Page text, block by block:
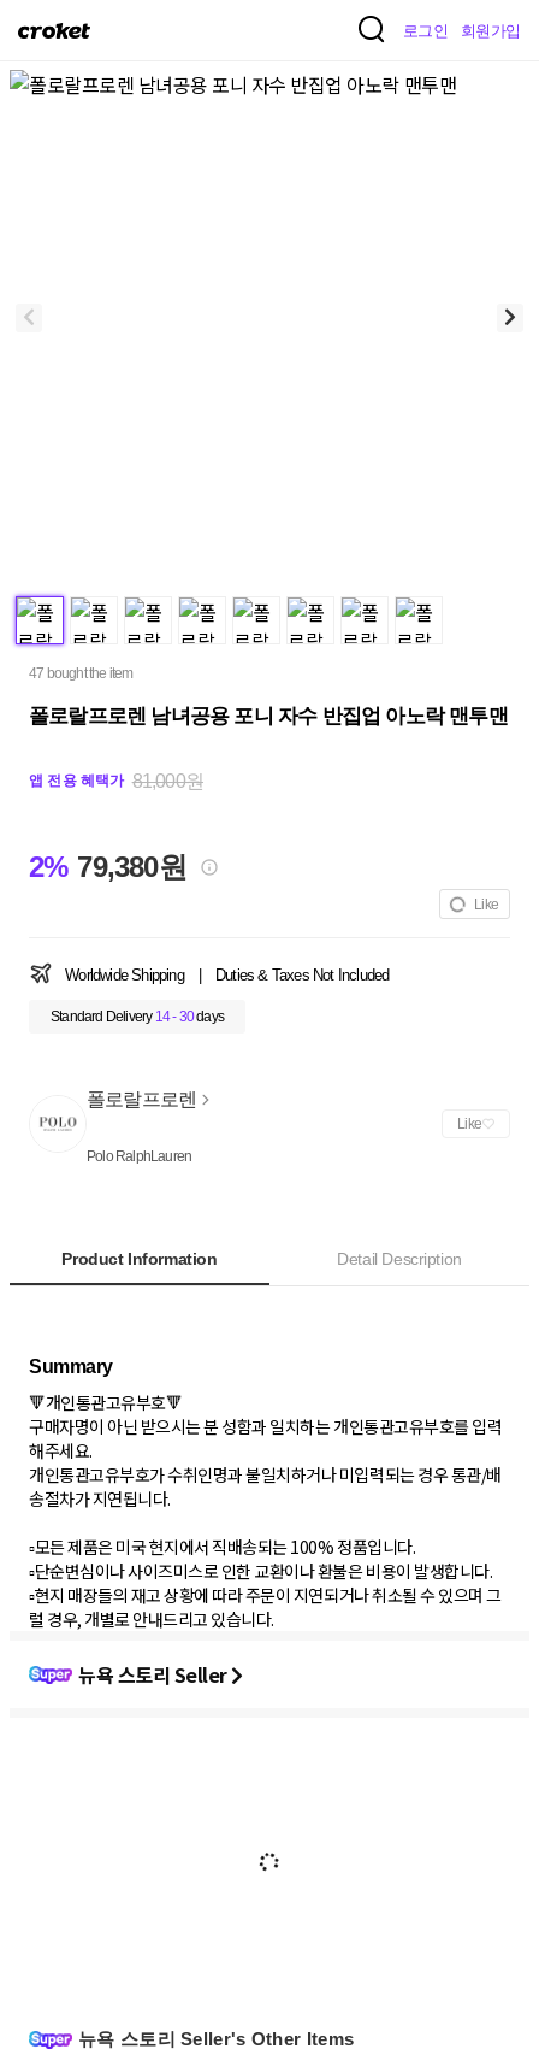
크
켓
로그인 회원가입
47 bought the item
폴로랄프로렌 남녀공용 포니 자수 반집업 아노락 맨투맨
앱 전용 혜택가 81,000원
2% 79,380원
Like
Worldwide Shipping Duties & Taxes Not Included
Standard Delivery 14 - 30days
폴로랄프로렌
Polo RalphLauren
Like
Product Information Detail Description
Summary
🔻개인통관고유부호🔻
구매자명이 아닌 받으시는 분 성함과 일치하는 개인통관고유부호를 입력
해주세요.
개인통관고유부호가 수취인명과 불일치하거나 미입력되는 경우 통관/배
송절차가 지연됩니다.
▫️모든 제품은 미국 현지에서 직배송되는 100% 정품입니다.
▫️단순변심이나 사이즈미스로 인한 교환이나 환불은 비용이 발생합니다.
▫️현지 매장들의 재고 상황에 따라 주문이 지연되거나 취소될 수 있으며 그
럴 경우, 개별로 안내드리고 있습니다.
뉴욕 스토리 Seller
뉴욕 스토리 Seller's Other Items